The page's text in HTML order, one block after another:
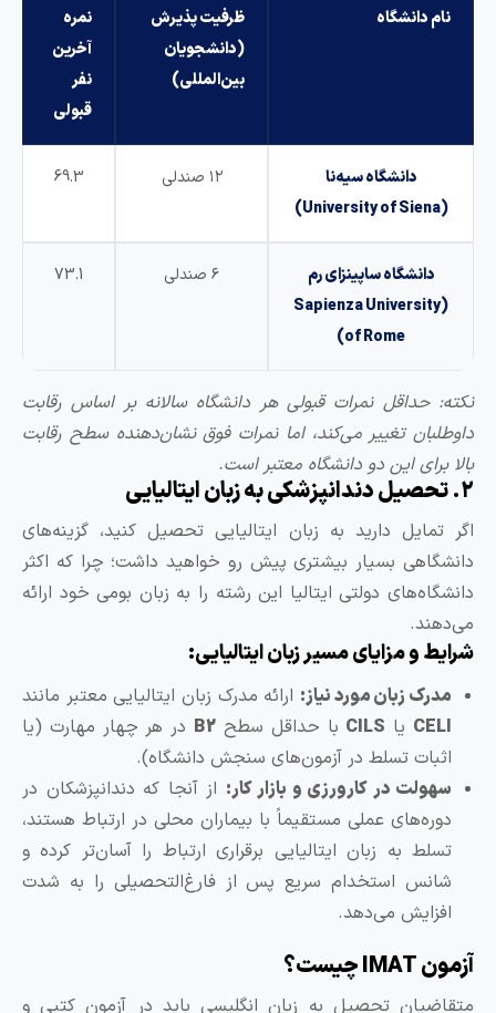
دانشگاه
ظرفیت پذیرش
(دانشجویان
بین‌المللی)
دانشگاه سیه‌نا
دانشگاه ساپینزای رم
(Sapienza
of Rome)
حداقل نمرات قبولی هر دانشگاه سالانه بر اساس رقابت
تغییر می‌کند، اما نمرات فوق نشان‌دهنده سطح رقابت
این دو دانشگاه معتبر است.
دارید به زبان ایتالیایی تحصیل کنید، گزینه‌های
بسیار بیشتری پیش رو خواهید داشت؛ چرا که اکثر
دولتی ایتالیا این رشته را به زبان بومی خود ارائه
و مزایای مسیر زبان ایتالیایی:
زبان مورد نیاز:ارائه مدرک زبان ایتالیایی معتبر مانند
یاCILS با حداقل سطحB2در هر چهار مهارت (یا
تسلط در آزمون‌های سنجش دانشگاه).
در کارورزی و بازار کار:از آنجا که دندانپزشکان در
عملی مستقیماً با بیماران محلی در ارتباط هستند،
به زبان ایتالیایی برقراری ارتباط را آسان‌تر کرده و
استخدام سریع پس از فارغ‌التحصیلی را به شدت
می‌دهد.
تحصیل به زبان انگلیسی باید در آزمون کتبی و